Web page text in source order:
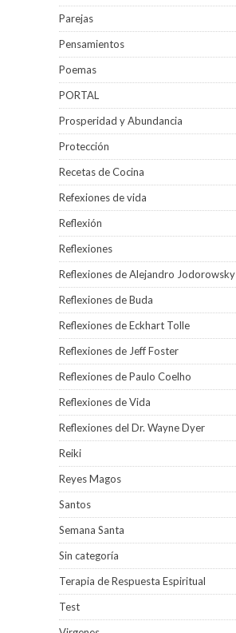
Parejas
Pensamientos
Poemas
PORTAL
Prosperidad y Abundancia
Protección
Recetas de Cocina
Refexiones de vida
Reflexión
Reflexiones
Reflexiones de Alejandro Jodorowsky
Reflexiones de Buda
Reflexiones de Eckhart Tolle
Reflexiones de Jeff Foster
Reflexiones de Paulo Coelho
Reflexiones de Vida
Reflexiones del Dr. Wayne Dyer
Reiki
Reyes Magos
Santos
Semana Santa
Sin categoría
Terapia de Respuesta Espiritual
Test